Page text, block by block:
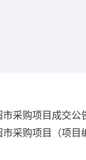
采购项目成交公
采购项目
（项目